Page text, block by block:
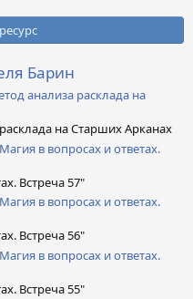
Барин
анализа расклада на
на Старших Арканах
в вопросах и ответах.
Встреча 57"
в вопросах и ответах.
Встреча 56"
в вопросах и ответах.
Встреча 55"